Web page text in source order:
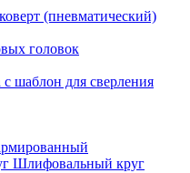
(пневматический)
головок
с шаблон для сверления
Шлифовальный круг